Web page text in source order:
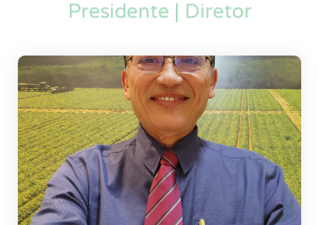
Presidente | Diretor